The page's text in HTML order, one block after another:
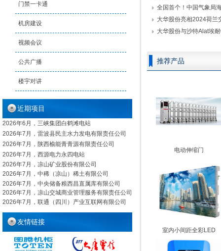
全国首个！中国气象局
大华股份亮相2024荷兰
大华股份与沙特Alat埃
推荐产品
电动伸缩门
室内小间距全彩LED
门禁一卡通
机房建设
视频会议
公共广播
楼宇对讲
近期项目
2026年6月，三峡集团白鹤滩电站
2026年7月 ，雷波县民主水力发电有限责任公司
2026年7月，陕西榆能青青源有限责任公司
2026年7月，西源电力永四电站
2026年7月 ，凉山矿业股份有限公司
2026年7月 ，中稀（凉山）稀土有限公司
2026年7月，中央储备粮西昌直属库有限公司
2026年7月，凉山交城商业管理服务有限责任公司
2026年7月， 联通（四川）产业互联网有限公司
友情链接